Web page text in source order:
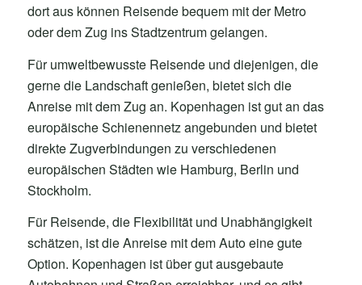
dort aus können Reisende bequem mit der Metro
oder dem Zug ins Stadtzentrum gelangen.
Für umweltbewusste Reisende und diejenigen, die
gerne die Landschaft genießen, bietet sich die
Anreise mit dem Zug an. Kopenhagen ist gut an das
europäische Schienennetz angebunden und bietet
direkte Zugverbindungen zu verschiedenen
europäischen Städten wie Hamburg, Berlin und
Stockholm.
Für Reisende, die Flexibilität und Unabhängigkeit
schätzen, ist die Anreise mit dem Auto eine gute
Option. Kopenhagen ist über gut ausgebaute